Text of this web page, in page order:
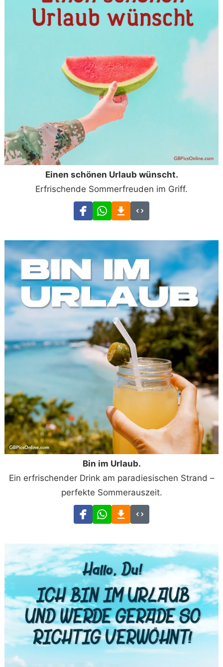
Einen schönen Urlaub wünscht.
Erfrischende Sommerfreuden im Griff.
Bin im Urlaub.
Ein erfrischender Drink am paradiesischen Strand –
perfekte Sommerauszeit.